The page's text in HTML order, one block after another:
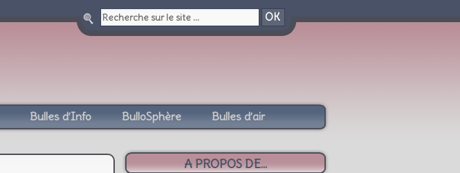
OK
Bulles d’Info BulloSphère Bulles d’air
A PROPOS DE...